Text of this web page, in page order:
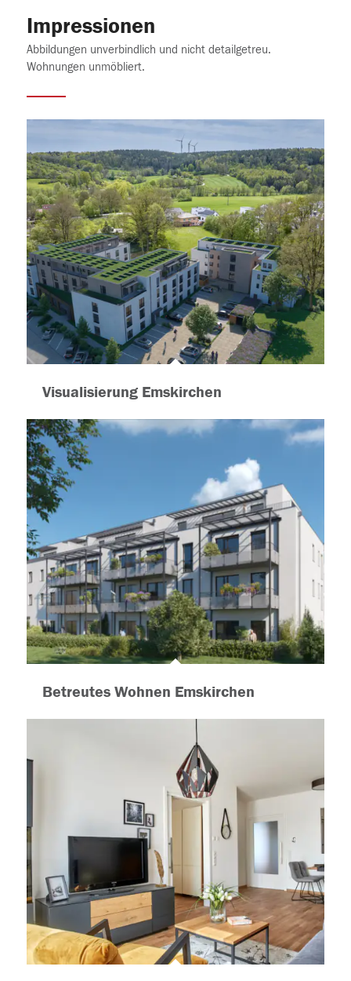
Impressionen
Abbildungen unverbindlich und nicht detailgetreu.
Wohnungen unmöbliert.
Visualisierung Emskirchen
Betreutes Wohnen Emskirchen